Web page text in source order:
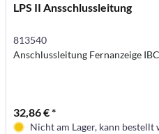
LPS II Ansschlussleitung
813540
Anschlussleitung Fernanzeige
32,86 € *
Nicht am Lager, kann bestellt